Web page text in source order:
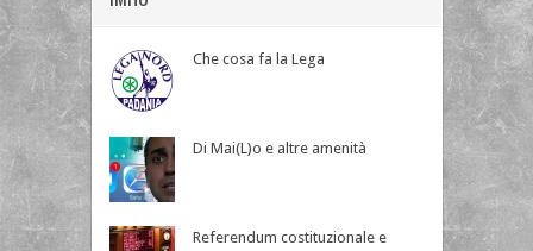
Che cosa fa la Lega
Di Mai(L)o e altre amenità
Referendum costituzionale e